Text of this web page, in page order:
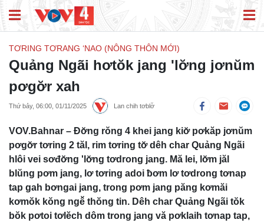
TƠRING TƠRANG ‘NAO (NÔNG THÔN MỚI)
Quảng Ngãi hơtŏk jang 'lơ̆ng jơnŭm
pơgơ̆r xah
Thứ bảy, 06:00, 01/11/2025 Lan chih tơblơ̆
VOV.Bahnar – Đơ̆ng rŏng 4 khei jang kiơ̆ pơkăp jơnŭm
pơgơ̆r tơring 2 tăl, rim tơring tơ̆ dêh char Quảng Ngãi
hlôi vei sơđơ̆ng 'lơ̆ng tơdrong jang. Mă lei, lơ̆m jăl
blŭng pơm jang, lơ tơring adoi ƀơm lơ tơdrong tơnap
tap gah bơngai jang, trong pơm jang păng kơmăi
kơmŏk kŏng ngê̆ thŏng tin. Dêh char Quảng Ngãi tŏk
bŏk pơtoi tơlĕch dôm trong jang vă pơklaih tơnap tap,